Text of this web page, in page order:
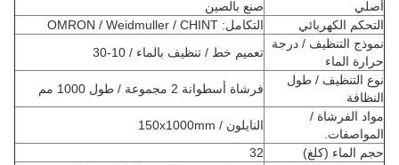
أصلي
صنع بالصين
التحكم الكهربائي
التكامل: OMRON / Weidmuller / CHINT
نموذج التنظيف / درجة
حرارة الماء
تعميم خط / تنظيف بالماء / 10-30
نوع التنظيف / طول
النظافة
فرشاة أسطوانة 2 مجموعة / طول 1000 مم
مواد الفرشاة /
المواصفات.
النايلون / 150x1000mm
حجم الماء (كلغ)
32